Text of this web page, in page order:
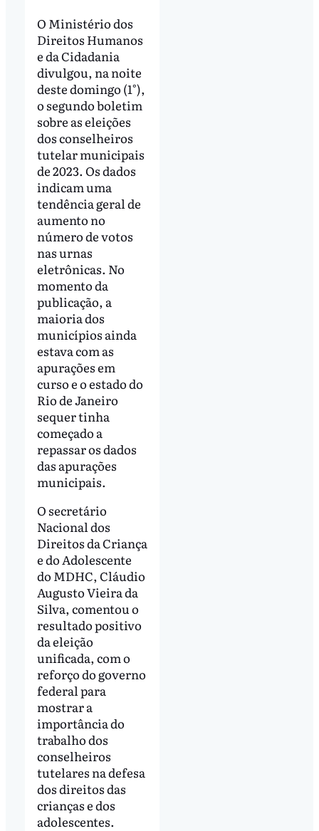
O Ministério dos
Direitos Humanos
e da Cidadania
divulgou, na noite
deste domingo (1°),
o segundo boletim
sobre as eleições
dos conselheiros
tutelar municipais
de 2023. Os dados
indicam uma
tendência geral de
aumento no
número de votos
nas urnas
eletrônicas. No
momento da
publicação, a
maioria dos
municípios ainda
estava com as
apurações em
curso e o estado do
Rio de Janeiro
sequer tinha
começado a
repassar os dados
das apurações
municipais.
O secretário
Nacional dos
Direitos da Criança
e do Adolescente
do MDHC, Cláudio
Augusto Vieira da
Silva, comentou o
resultado positivo
da eleição
unificada, com o
reforço do governo
federal para
mostrar a
importância do
trabalho dos
conselheiros
tutelares na defesa
dos direitos das
crianças e dos
adolescentes.